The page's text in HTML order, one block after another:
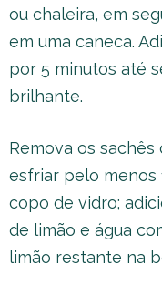
ou chaleira, em
em uma caneca.
por 5 minutos até
brilhante.
Remova os
esfriar pelo menos
copo de vidro;
de limão e água
limão restante na